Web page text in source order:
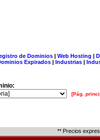
de Dominios| Web Hosting |
Expirados | Industrias |
[Pág.
** Precios